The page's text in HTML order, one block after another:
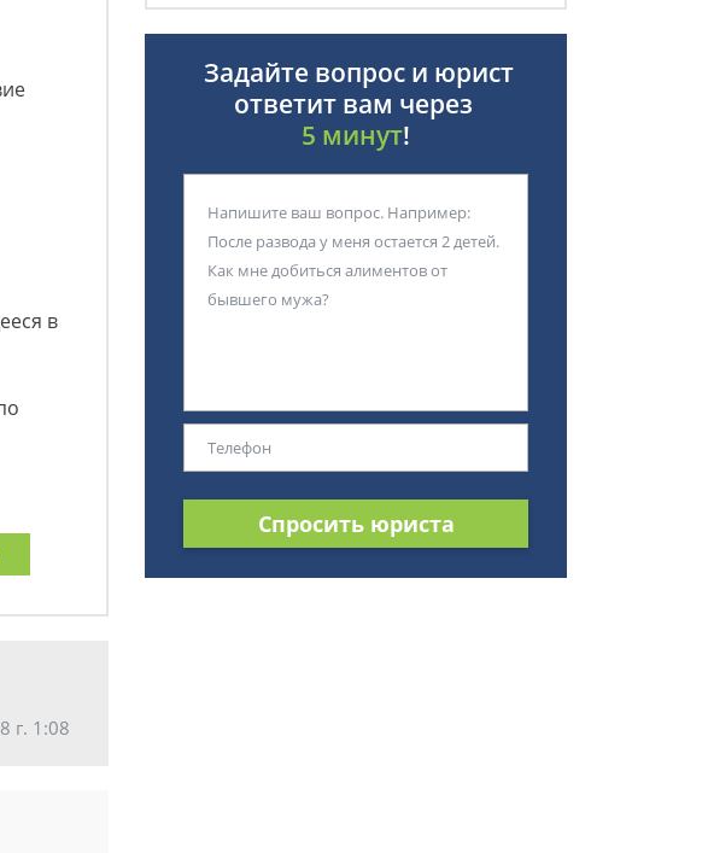
в
г. 1:08
Задайте вопрос и юрист
ответит вам через
5 минут!
Спросить юриста